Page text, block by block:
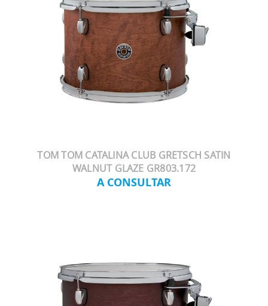
TOM TOM CATALINA CLUB GRETSCH SATIN
WALNUT GLAZE GR803.172
A CONSULTAR